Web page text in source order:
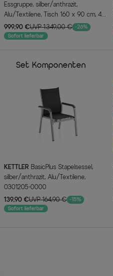
Essgruppe, silber/anthrazit,
Alu/Textilene, Tisch 160 x 90 cm, 4
Klappstühle
999,90 €UVP 1.349,00 € -26%
Sofort lieferbar
Set Komponenten
KETTLER
silber/anthrazit, Alu/Textilene,
0301205-0000
139,90 €UVP 164,90 € -15%
Sofort lieferbar